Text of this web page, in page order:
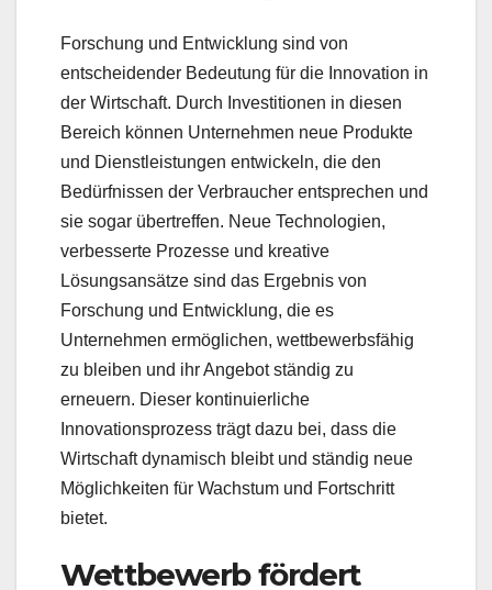
Forschung und Entwicklung sind von
entscheidender Bedeutung für die Innovation in
der Wirtschaft. Durch Investitionen in diesen
Bereich können Unternehmen neue Produkte
und Dienstleistungen entwickeln, die den
Bedürfnissen der Verbraucher entsprechen und
sie sogar übertreffen. Neue Technologien,
verbesserte Prozesse und kreative
Lösungsansätze sind das Ergebnis von
Forschung und Entwicklung, die es
Unternehmen ermöglichen, wettbewerbsfähig
zu bleiben und ihr Angebot ständig zu
erneuern. Dieser kontinuierliche
Innovationsprozess trägt dazu bei, dass die
Wirtschaft dynamisch bleibt und ständig neue
Möglichkeiten für Wachstum und Fortschritt
bietet.
Wettbewerb fördert